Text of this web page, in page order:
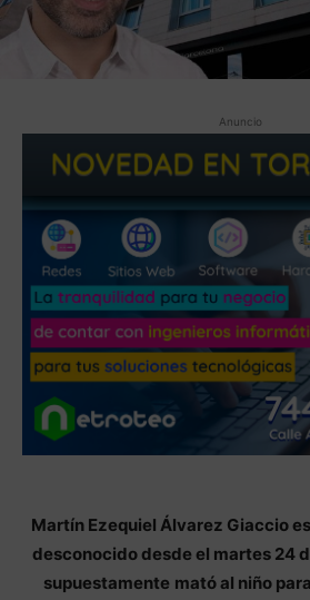
Anuncio
Martín Ezequiel Álvarez Giaccio
desconocido desde el martes 24
supuestamente mató al niño